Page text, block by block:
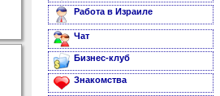
Работа в Израиле
Чат
Бизнес-клуб
Знакомства